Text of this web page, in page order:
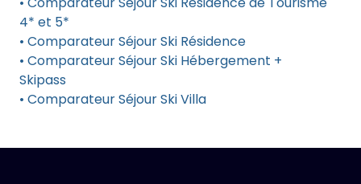
4* et 5*
• Comparateur Séjour Ski Résidence
• Comparateur Séjour Ski Hébergement +
Skipass
• Comparateur Séjour Ski Villa